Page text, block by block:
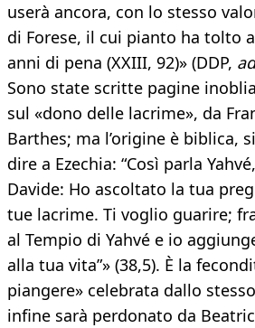
userà ancora, con lo stesso
di Forese, il cui pianto ha tolto
anni di pena (XXIII, 92)» (DDP,
Sono state scritte pagine
sul «dono delle lacrime», da
Barthes; ma l’origine è biblica,
dire a Ezechia: “Così parla
Davide: Ho ascoltato la tua
tue lacrime. Ti voglio guarire;
al Tempio di Yahvé e io
alla tua vita”» (38,5). È la
piangere» celebrata dallo
infine sarà perdonato da